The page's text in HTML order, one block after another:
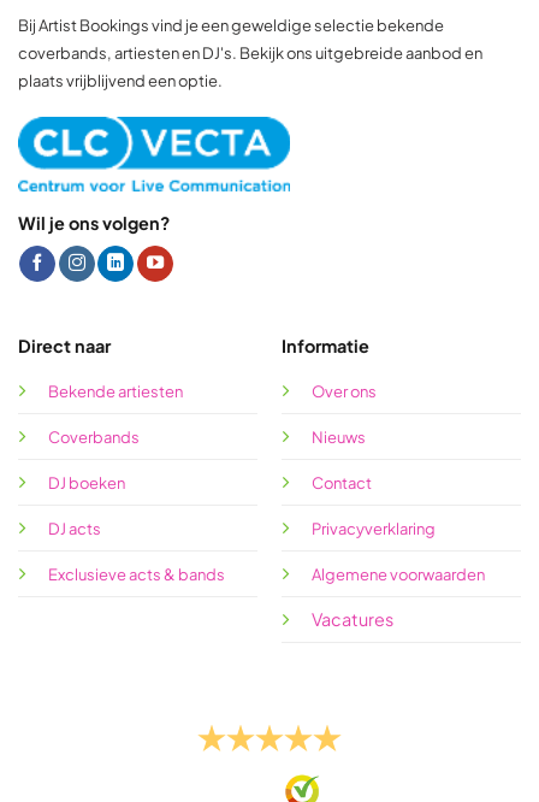
Bij Artist Bookings vind je een geweldige selectie bekende
coverbands, artiesten en DJ's. Bekijk ons uitgebreide aanbod en
plaats vrijblijvend een optie.
Wil je ons volgen?
Direct naar
Bekende artiesten
Coverbands
DJ boeken
DJ acts
Exclusieve acts & bands
Informatie
Over ons
Nieuws
Contact
Privacyverklaring
Algemene voorwaarden
Vacatures